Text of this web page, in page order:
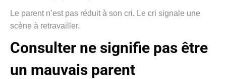
Le parent n’est pas réduit à son cri. Le cri signale une
scène à retravailler.
Consulter ne signifie pas être
un mauvais parent